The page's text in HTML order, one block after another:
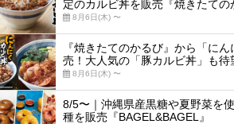
定のカルビ丼を販売『焼きたての
8月6日(木) 〜
『焼きたてのかるび』から「に
売！大人気の「豚カルビ丼」も待
8月6日(木) 〜
8/5〜｜沖縄県産黒糖や夏野菜を
種を販売『BAGEL&BAGEL』